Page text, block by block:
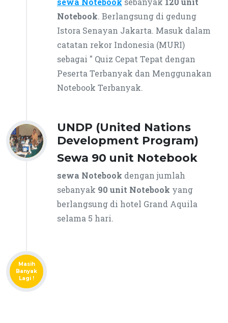
Notebook. Berlangsung di gedung
Istora Senayan Jakarta. Masuk dalam
catatan rekor Indonesia (MURI)
sebagai " Quiz Cepat Tepat dengan
Peserta Terbanyak dan Menggunakan
Notebook Terbanyak.
UNDP (United Nations
Development Program)
Sewa 90 unit Notebook
sewa Notebook dengan jumlah
sebanyak 90 unit Notebook yang
berlangsung di hotel Grand Aquila
selama 5 hari.
Masih
Banyak
Lagi !